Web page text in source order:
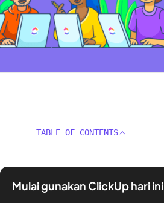
TABLE OF CONTENTS
Mulai gunakan ClickUp hari ini